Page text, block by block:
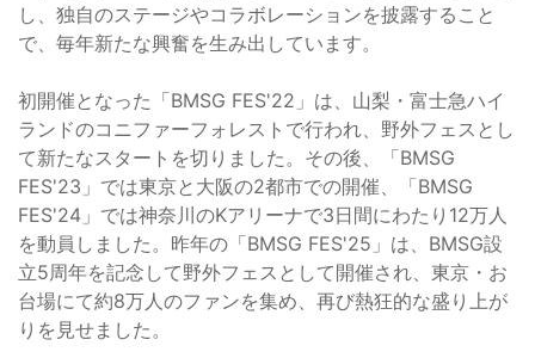
し、独自のステージやコラボレーションを披露すること
で、毎年新たな興奮を生み出しています。
初開催となった「BMSG FES'22」は、山梨・富士急ハイ
ランドのコニファーフォレストで行われ、野外フェスとし
て新たなスタートを切りました。その後、「BMSG
FES'23」では東京と大阪の2都市での開催、「BMSG
FES'24」では神奈川のKアリーナで3日間にわたり12万人
を動員しました。昨年の「BMSG FES'25」は、BMSG設
立5周年を記念して野外フェスとして開催され、東京・お
台場にて約8万人のファンを集め、再び熱狂的な盛り上が
りを見せました。